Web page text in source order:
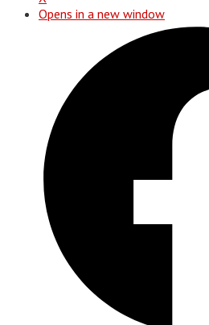
Opens in a new window